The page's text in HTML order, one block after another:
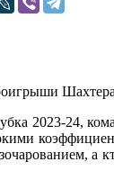
2023-24,